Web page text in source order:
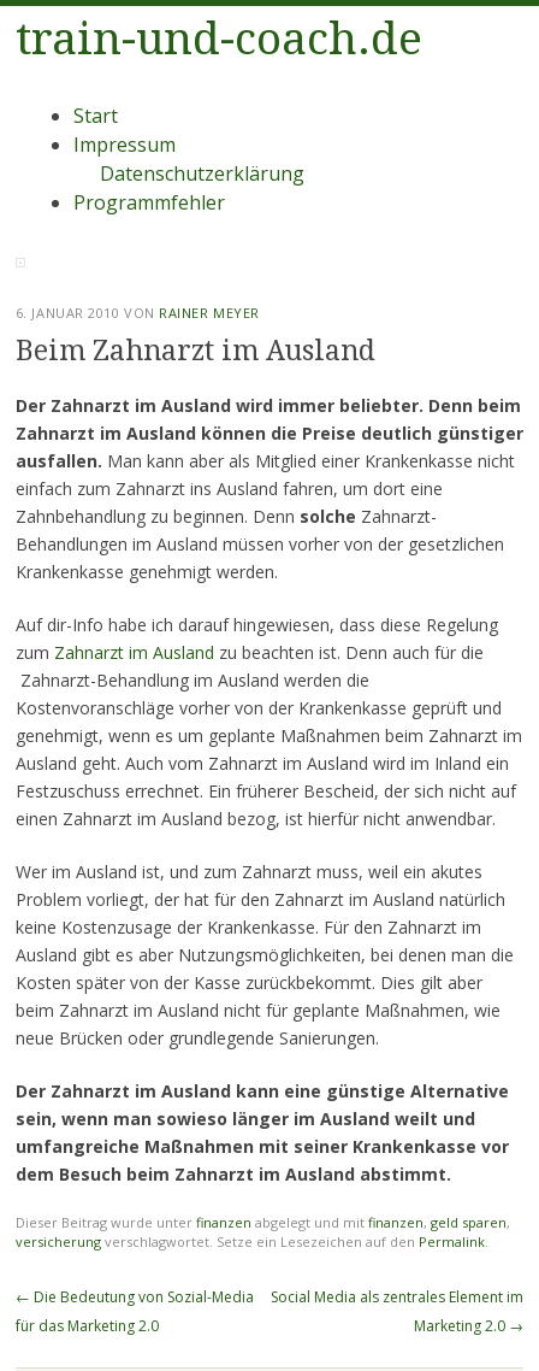
train-und-coach.de
Menü
Zum
Inhalt
Start
Impressum
Datenschutzerklärung
Programmfehler
6. JANUAR 2010 VON RAINER MEYER
Beim Zahnarzt im Ausland
Der Zahnarzt im Ausland wird immer beliebter. Denn beim
Zahnarzt im Ausland können die Preise deutlich günstiger
ausfallen. Man kann aber als Mitglied einer Krankenkasse nicht
einfach zum Zahnarzt ins Ausland fahren, um dort eine
Zahnbehandlung zu beginnen. Denn solche Zahnarzt-
Behandlungen im Ausland müssen vorher von der gesetzlichen
Krankenkasse genehmigt werden.
Auf dir-Info habe ich darauf hingewiesen, dass diese Regelung
zum Zahnarzt im Ausland zu beachten ist. Denn auch für die
Zahnarzt-Behandlung im Ausland werden die
Kostenvoranschläge vorher von der Krankenkasse geprüft und
genehmigt, wenn es um geplante Maßnahmen beim Zahnarzt im
Ausland geht. Auch vom Zahnarzt im Ausland wird im Inland ein
Festzuschuss errechnet. Ein früherer Bescheid, der sich nicht auf
einen Zahnarzt im Ausland bezog, ist hierfür nicht anwendbar.
Wer im Ausland ist, und zum Zahnarzt muss, weil ein akutes
Problem vorliegt, der hat für den Zahnarzt im Ausland natürlich
keine Kostenzusage der Krankenkasse. Für den Zahnarzt im
Ausland gibt es aber Nutzungsmöglichkeiten, bei denen man die
Kosten später von der Kasse zurückbekommt. Dies gilt aber
beim Zahnarzt im Ausland nicht für geplante Maßnahmen, wie
neue Brücken oder grundlegende Sanierungen.
Der Zahnarzt im Ausland kann eine günstige Alternative
sein, wenn man sowieso länger im Ausland weilt und
umfangreiche Maßnahmen mit seiner Krankenkasse vor
dem Besuch beim Zahnarzt im Ausland abstimmt.
Dieser Beitrag wurde unter finanzen abgelegt und mit finanzen, geld sparen,
versicherungverschlagwortet. Setze ein Lesezeichen auf den Permalink.
Beitragsnavigation
← Die Bedeutung von Sozial-Media
für das Marketing 2.0
Social Media als zentrales Element im
Marketing 2.0 →